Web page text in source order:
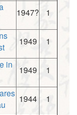
1947? 1
1949 1
in
1949 1
1944 1